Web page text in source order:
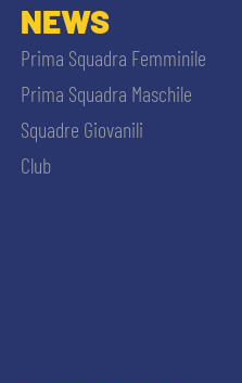
NEWS
Prima Squadra Femminile
Prima Squadra Maschile
Squadre Giovanili
Club